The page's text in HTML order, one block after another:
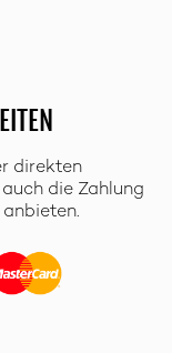
direkten
die Zahlung